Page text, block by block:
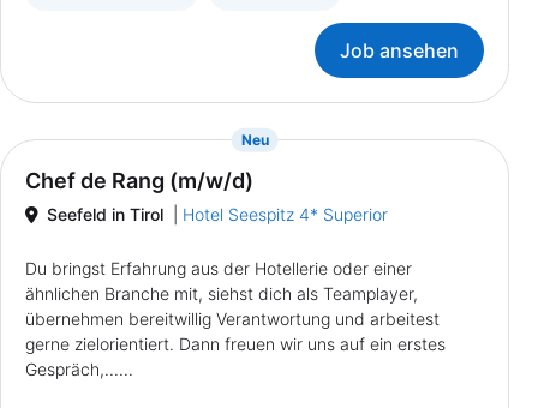
Job ansehen
Neu{prompt.job}
Chef de Rang (m/w/d)
Seefeld in Tirol Hotel Seespitz 4* Superior
Du bringst Erfahrung aus der Hotellerie oder einer
ähnlichen Branche mit, siehst dich als Teamplayer,
übernehmen bereitwillig Verantwortung und arbeitest
gerne zielorientiert. Dann freuen wir uns auf ein erstes
Gespräch,......